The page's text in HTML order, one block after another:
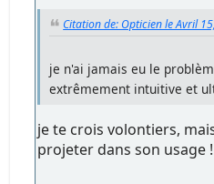
Citation de: Opticien le Avril
je n'ai jamais eu le
extrêmement intuitive et
je te crois volontiers,
projeter dans son